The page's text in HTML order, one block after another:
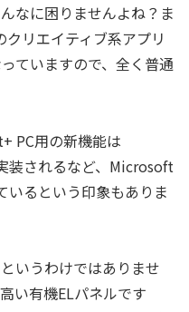
なに困りませんよね？ま
リエイティブ系アプリ
ていますので、全く普通
PC用の新機能は
装されるなど、Microsoft
るという印象もありま
いうわけではありませ
い有機ELパネルです